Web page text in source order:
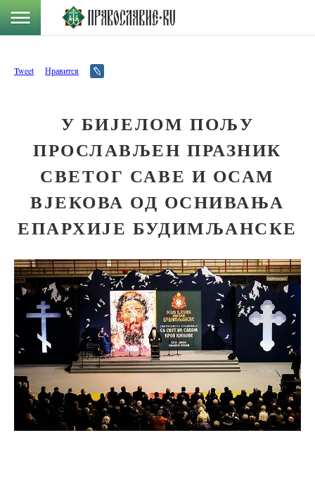
Tweet Нравится
У БИЈЕЛОМ ПОЉУ
ПРОСЛАВЉЕН ПРАЗНИК
СВЕТОГ САВЕ И ОСАМ
ВЈЕКОВА ОД ОСНИВАЊА
ЕПАРХИЈЕ БУДИМЉАНСКЕ